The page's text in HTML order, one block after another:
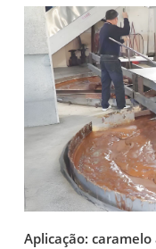
Aplicação: caramelo